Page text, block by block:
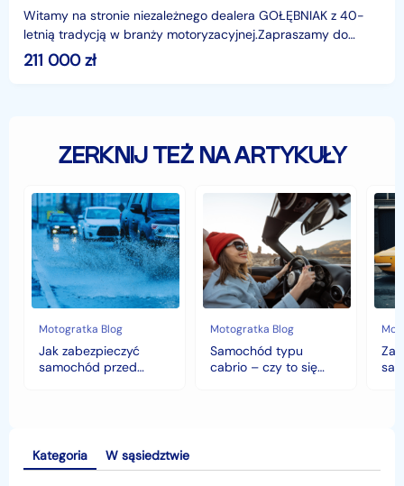
Witamy na stronie niezależnego dealera GOŁĘBNIAK z 40-
letnią tradycją w branży motoryzacyjnej.Zapraszamy do
odwiedzenia salonu :poniedziałek - piątek 08:00 - 16
211 000zł
ZERKNIJ TEŻ NA ARTYKUŁY
Jak
zabezpieczyć
samochód
przed
jesiennymi
chłodami
i
deszczem?
Motogratka Blog
Jak zabezpieczyć
samochód przed
Samochód
cabrio
–
czy
to
się
opłaca
w
polskim
klimacie?
Motogratka Blog
Samochód typu
cabrio – czy to się
czyli
Kategoria W sąsiedztwie